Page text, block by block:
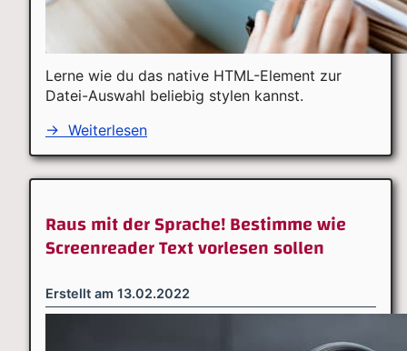
Lerne wie du das native HTML-Element zur
Datei-Auswahl beliebig stylen kannst.
→ Weiterlesen
Raus mit der Sprache! Bestimme wie
Screenreader Text vorlesen sollen
Erstellt am 13.02.2022